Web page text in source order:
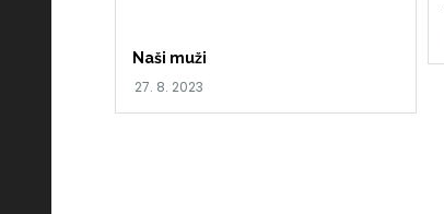
Naši muži